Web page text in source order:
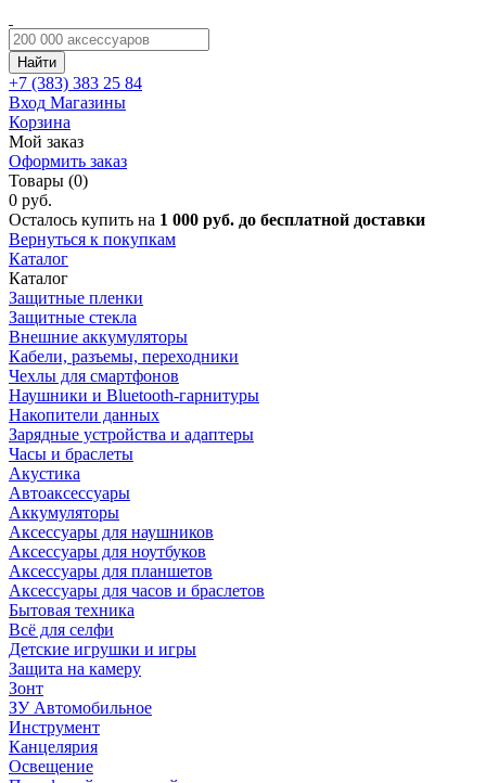
Найти
+7 (383) 383 25 84
Вход Магазины
Корзина
Мой заказ
Оформить заказ
Товары (0)
0 руб.
Осталось купить на 1 000 руб. до бесплатной доставки
Вернуться к покупкам
Каталог
Каталог
Защитные пленки
Защитные стекла
Внешние аккумуляторы
Кабели, разъемы, переходники
Чехлы для смартфонов
Наушники и Bluetooth-гарнитуры
Накопители данных
Зарядные устройства и адаптеры
Часы и браслеты
Акустика
Автоаксессуары
Аккумуляторы
Аксессуары для наушников
Аксессуары для ноутбуков
Аксессуары для планшетов
Аксессуары для часов и браслетов
Бытовая техника
Всё для селфи
Детские игрушки и игры
Защита на камеру
Зонт
ЗУ Автомобильное
Инструмент
Канцелярия
Освещение